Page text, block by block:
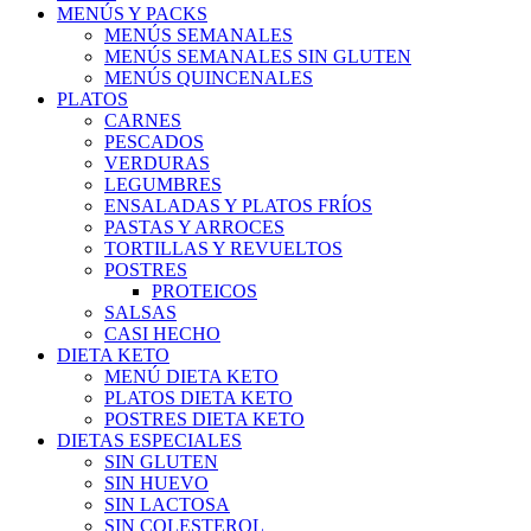
MENÚS Y PACKS
MENÚS SEMANALES
MENÚS SEMANALES SIN GLUTEN
MENÚS QUINCENALES
PLATOS
CARNES
PESCADOS
VERDURAS
LEGUMBRES
ENSALADAS Y PLATOS FRÍOS
PASTAS Y ARROCES
TORTILLAS Y REVUELTOS
POSTRES
PROTEICOS
SALSAS
CASI HECHO
DIETA KETO
MENÚ DIETA KETO
PLATOS DIETA KETO
POSTRES DIETA KETO
DIETAS ESPECIALES
SIN GLUTEN
SIN HUEVO
SIN LACTOSA
SIN COLESTEROL